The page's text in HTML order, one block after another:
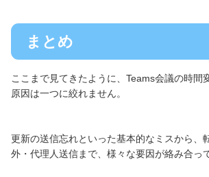
まとめ
ここまで見てきたように、Teams会議の時間
原因は一つに絞れません。
更新の送信忘れといった基本的なミスから、
外・代理人送信まで、様々な要因が絡み合っ